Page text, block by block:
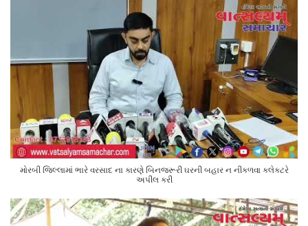
મોરબી જિલ્લામાં ભારે વરસાદ ના કારણે બિનજરૂરી ઘરની બહાર ન નીકળવા કલેક્ટરે
અપીલ કરી